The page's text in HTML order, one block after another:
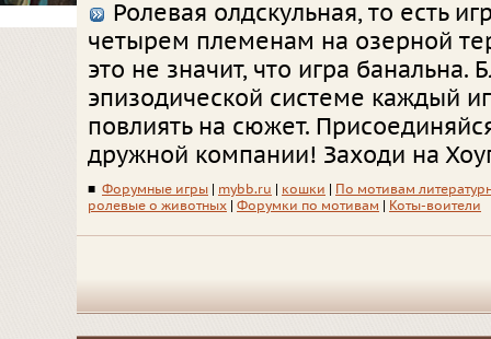
Ролевая олдскульная, то есть
четырем племенам на озерной
это не значит, что игра банальна.
эпизодической системе каждый
повлиять на сюжет.
дружной компании! Заходи на
■ Форумные игры mybb.ru кошки
По мотивам
ролевые о животных
Форумки по мотивам Коты-воители